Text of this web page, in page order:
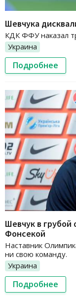
Шевчука
КДК ФФУ наказал
Украина
Подробнее
Шевчук в грубой
Фонсекой
Наставник
ни свою команду.
Украина
Подробнее